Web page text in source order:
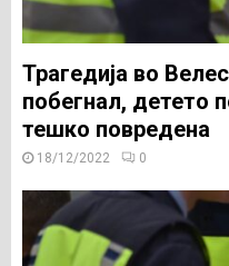
Трагедија во
побегнал, детето
тешко повредена
18/12/2022 0